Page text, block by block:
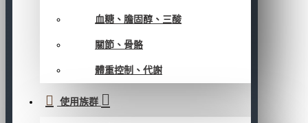
血糖、膽固醇、三酸
關節、骨骼
體重控制、代謝
使用族群